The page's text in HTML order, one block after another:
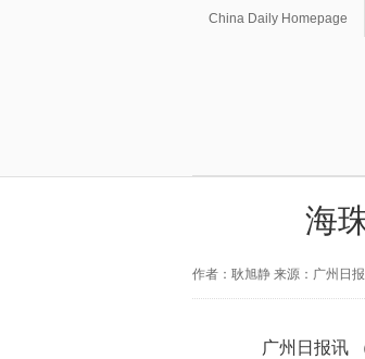
China Daily Homepage
海
作者：耿旭静 来源：广州日报
广州日报讯 （